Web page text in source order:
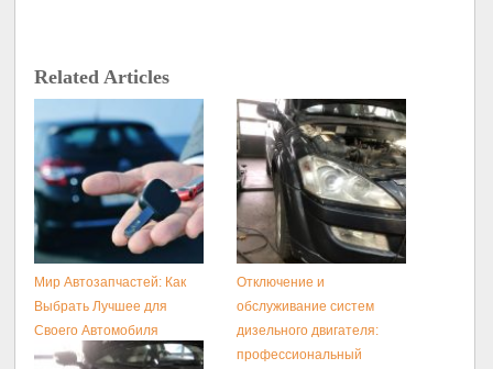
Related Articles
Мир Автозапчастей: Как
Выбрать Лучшее для
Своего Автомобиля
Отключение и
обслуживание систем
дизельного двигателя:
профессиональный